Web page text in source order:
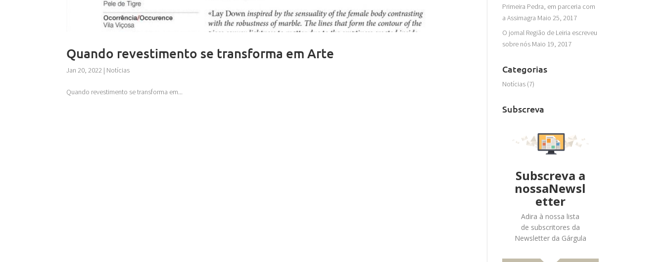
Quando revestimento se transforma em Arte
Jan 20, 2022 | Notícias
Quando revestimento se transforma em...
Primeira Pedra, em parceria com
a Assimagra Maio 25, 2017
O jornal Região de Leiria escreveu
sobre nós Maio 19, 2017
Categorias
Notícias (7)
Subscreva
Subscreva a
nossaNewsl
etter
Adira à nossa lista
de subscritores da
Newsletter da Gárgula